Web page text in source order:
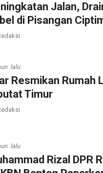
Jalan,
di Pisangan
lalu
Resmikan Rumah
Timur
lalu
Rizal DPR